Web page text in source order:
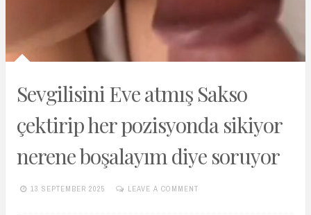
Sevgilisini Eve atmış Sakso
çektirip her pozisyonda sikiyor
nerene boşalayım diye soruyor
13 SEPTEMBER 2025
LEAVE A COMMENT